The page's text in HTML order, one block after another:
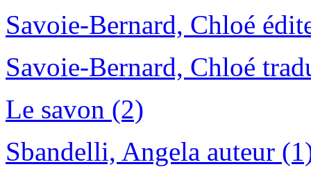
Savoie-Bernard, Chloé
Savoie-Bernard, Chloé
Le savon (2)
Sbandelli, Angela auteur